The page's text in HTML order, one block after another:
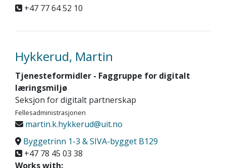
+47 77 64 52 10
Hykkerud, Martin
Tjenesteformidler - Faggruppe for digitalt
læringsmiljø
Seksjon for digitalt partnerskap
Fellesadministrasjonen
martin.k.hykkerud@uit.no
Byggetrinn 1-3 & SIVA-bygget B129
+47 78 45 03 38
Works with: